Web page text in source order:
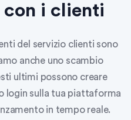
con i clienti
del servizio clienti sono
anche uno scambio
ultimi possono creare
login sulla tua piattaforma
in tempo reale.